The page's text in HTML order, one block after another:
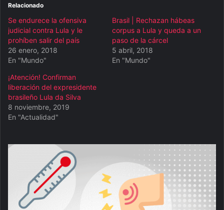
Relacionado
Se endurece la ofensiva
judicial contra Lula y le
prohíben salir del país
26 enero, 2018
En "Mundo"
Brasil | Rechazan hábeas
corpus a Lula y queda a un
paso de la cárcel
5 abril, 2018
En "Mundo"
¡Atención! Confirman
liberación del expresidente
brasileño Lula da Silva
8 noviembre, 2019
En "Actualidad"